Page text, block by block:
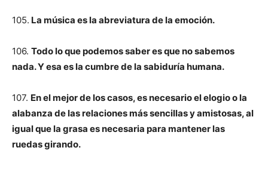
105. La música es la abreviatura de la emoción.
106. Todo lo que podemos saber es que no sabemos
nada. Y esa es la cumbre de la sabiduría humana.
107. En el mejor de los casos, es necesario el elogio o la
alabanza de las relaciones más sencillas y amistosas, al
igual que la grasa es necesaria para mantener las
ruedas girando.